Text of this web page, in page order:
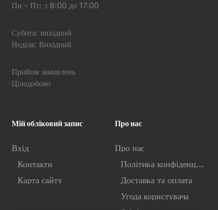
Пн - Пт: з 8:00 до 17:00
Субота: вихідний
Неділя: Вихідний
Прийом замовлень
Цілодобово
Мій обліковий запис
Вхід
Контакти
Карта сайту
Про нас
Про нас
Політика конфіденційності
Доставка та оплата
Угода користувача